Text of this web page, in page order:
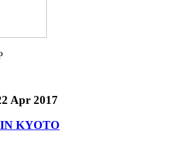
Apr 2017
KYOTO